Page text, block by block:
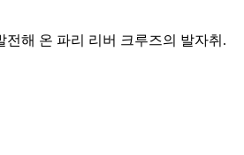
해 온 파리 리버 크루즈의 발자취.